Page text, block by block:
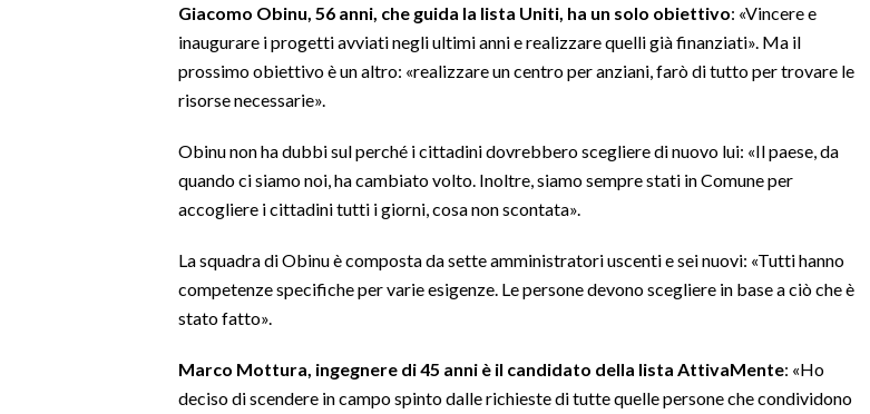
Giacomo Obinu, 56 anni, che guida la lista Uniti, ha un solo obiettivo: «Vincere e
inaugurare i progetti avviati negli ultimi anni e realizzare quelli già finanziati». Ma il
prossimo obiettivo è un altro: «realizzare un centro per anziani, farò di tutto per trovare le
risorse necessarie».
Obinu non ha dubbi sul perché i cittadini dovrebbero scegliere di nuovo lui: «Il paese, da
quando ci siamo noi, ha cambiato volto. Inoltre, siamo sempre stati in Comune per
accogliere i cittadini tutti i giorni, cosa non scontata».
La squadra di Obinu è composta da sette amministratori uscenti e sei nuovi: «Tutti hanno
competenze specifiche per varie esigenze. Le persone devono scegliere in base a ciò che è
stato fatto».
Marco Mottura, ingegnere di 45 anni è il candidato della lista AttivaMente: «Ho
deciso di scendere in campo spinto dalle richieste di tutte quelle persone che condividono